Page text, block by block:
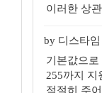
이러한 상
by 디스타임
기본값으로
255까지 지
적절히 주